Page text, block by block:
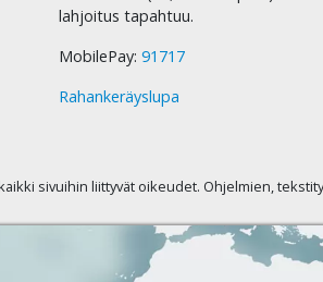
lahjoitus tapahtuu.
MobilePay: 91717
Rahankeräyslupa
sivuihin liittyvät oikeudet. Ohjelmien,